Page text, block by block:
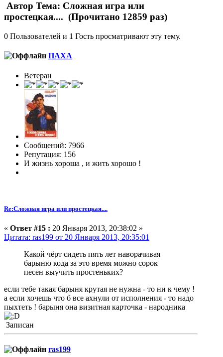
Автор Тема: Сложная игра или
простецкая.... (Прочитано 12859 раз)
0 Пользователей и 1 Гость просматривают эту тему.
ПАХА
Ветеран
Сообщений: 7966
Репутация: 156
И жизнь хороша , и жить хорошо !
Re:Сложная игра или простецкая....
« Ответ #15 : 20 Января 2013, 20:38:02 »
Цитата: ras199 от 20 Января 2013, 20:35:01
Какой чёрт сидеть пять лет наворачивая
барыню кода за это время можно сорок
песен выучить простеньких?
если тебе такая барыня крутая не нужна - то ни к чему !
а если хочешь что б все ахнули от исполнения - то надо
пыхтеть ! барыня она визитная карточка - народника
Записан
ras199